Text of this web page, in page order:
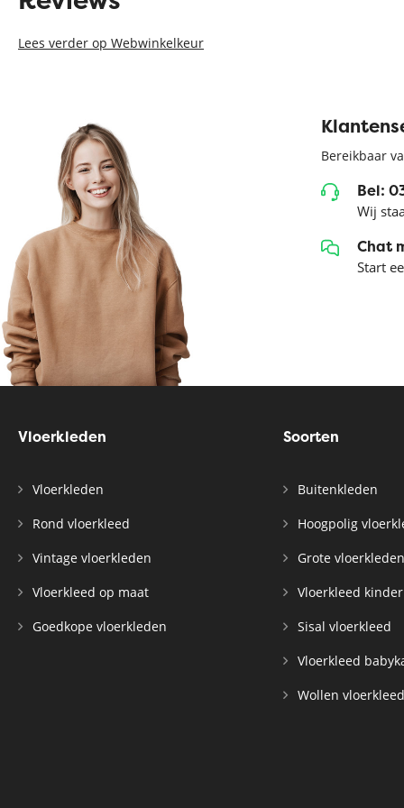
Lees verder op Webwinkelkeur
Bereikbaar
Bel:
Wij
Chat
Start
Vloerkleden
Vloerkleden
Rond vloerkleed
Vintage vloerkleden
Vloerkleed op maat
Goedkope vloerkleden
Soorten
Buitenkleden
Hoogpolig
Grote vloerkleden
Vloerkleed
Sisal vloerkleed
Vloerkleed
Wollen vloerkleed